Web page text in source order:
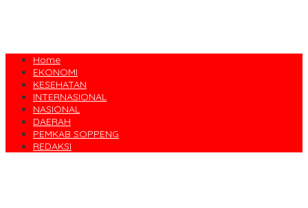
Home
EKONOMI
KESEHATAN
INTERNASIONAL
NASIONAL
DAERAH
PEMKAB SOPPENG
REDAKSI